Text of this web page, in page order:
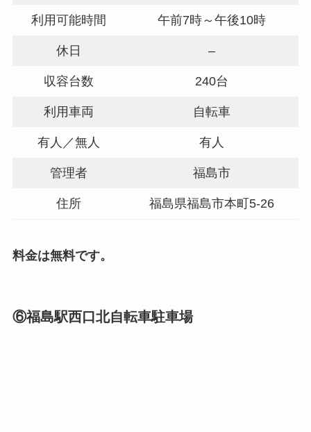
利用可能時間 午前7時～午後10時
休日 –
収容台数 240台
利用車両 自転車
有人／無人 有人
管理者 福島市
住所 福島県福島市本町5-26
料金は無料です。
⑥福島駅西口北自転車駐車場